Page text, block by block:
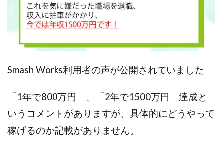
Smash Works利用者の声が公開されていました
「1年で800万円」、「2年で1500万円」達成と
いうコメントがありますが、具体的にどうやって
稼げるのか記載がありません。
EVER
Everyone(エブリワン)
EXIT MONEY(イグジットマネー)
FCシステム
feppiness株式会社
Finance Life(ファイナンスライフ)
ADVANCE(アドバンス)
【公式】ストック(在宅10Minutes)
【公式】パンド・ラミ
@kiyo